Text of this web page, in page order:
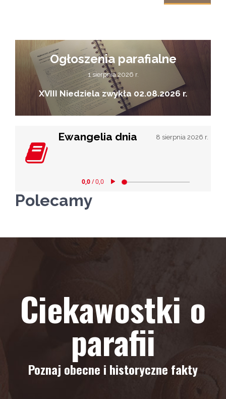
Ogłoszenia parafialne
1 sierpnia 2026 r.
XVIII Niedziela zwykła 02.08.2026 r.
Ewangelia dnia 8 sierpnia 2026 r.
Polecamy
Ciekawostki o
parafii
Poznaj obecne i historyczne fakty